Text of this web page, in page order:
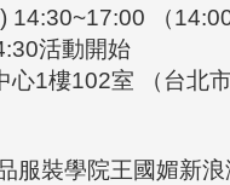
14:30~17:00 （
活動開始
心1樓102室 （台北
服裝學院王國媚新